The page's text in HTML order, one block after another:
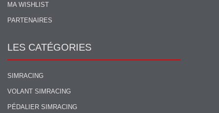
MA WISHLIST
PARTENAIRES
LES CATÉGORIES
SIMRACING
VOLANT SIMRACING
PÉDALIER SIMRACING